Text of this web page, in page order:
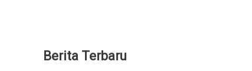
Berita Terbaru